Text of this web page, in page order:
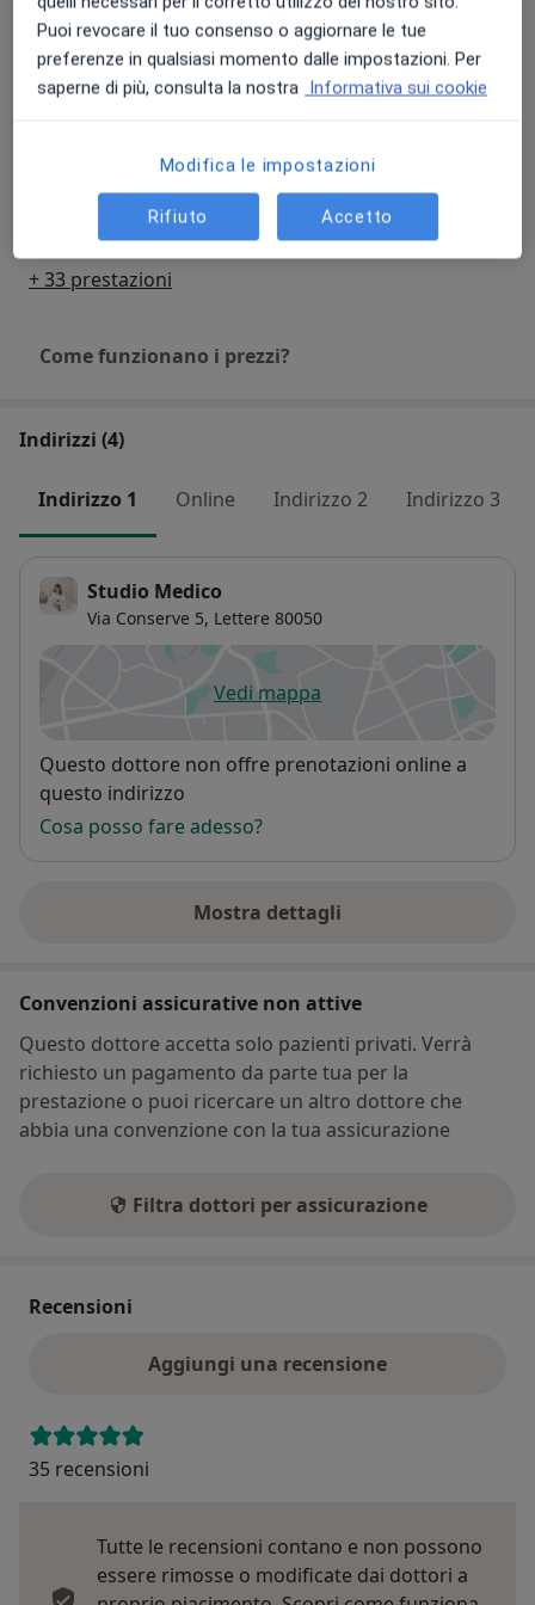
La mia missione è supportare ogni persona nel
raggiungere il proprio benessere attraverso scelte
alimentari consapevoli e durature.
Dieta post-partum
70 € Dettagli
Dieta vegana
Dietoterapia
+ 33 prestazioni
Come funzionano i prezzi?
Indirizzi (4)
Indirizzo 1 Online Indirizzo 2 Indirizzo 3
Studio Medico
Via Conserve 5, Lettere 80050
Vedi mappasi apre in una nuova scheda
Disponibilità
Questo dottore non offre prenotazioni online a
questo indirizzo
Cosa posso fare adesso?
Mostra dettagli
sull'indirizzo
Convenzioni assicurative non attive
Questo dottore accetta solo pazienti privati. Verrà
richiesto un pagamento da parte tua per la
prestazione o puoi ricercare un altro dottore che
abbia una convenzione con la tua assicurazione
Filtra dottori per assicurazione
Recensioni
Aggiungi una recensione
35 recensioni
Tutte le recensioni contano e non possono
essere rimosse o modificate dai dottori a
Puoi revocare il tuo consenso o aggiornare le tue
preferenze in qualsiasi momento dalle impostazioni. Per
saperne di più, consulta la nostra Informativa sui cookie
Modifica le impostazioni
Rifiuto Accetto